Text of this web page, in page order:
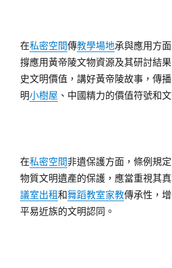
在私密空間傳教學場地承與應用方
撐應用黃帝陵文物資源及其研討結
史文明價值，講好黃帝陵故事，傳
明小樹屋 、中國精力的價值符號和
在私密空間非遺保護方面，條例規
物質文明遺產的保護，應當重視其
議室出租和舞蹈教室家教傳承性，
平易近族的文明認同。